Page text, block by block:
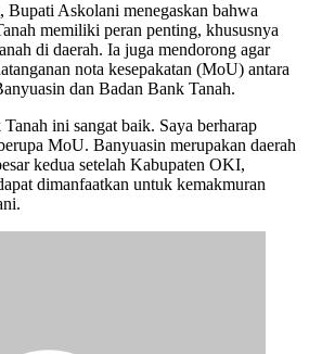
Bupati Askolani menegaskan bahwa
memiliki peran penting, khususnya
di daerah. Ia juga mendorong agar
nota kesepakatan (MoU) antara
dan Badan Bank Tanah.
ini sangat baik. Saya berharap
MoU. Banyuasin merupakan daerah
kedua setelah Kabupaten OKI,
dimanfaatkan untuk kemakmuran